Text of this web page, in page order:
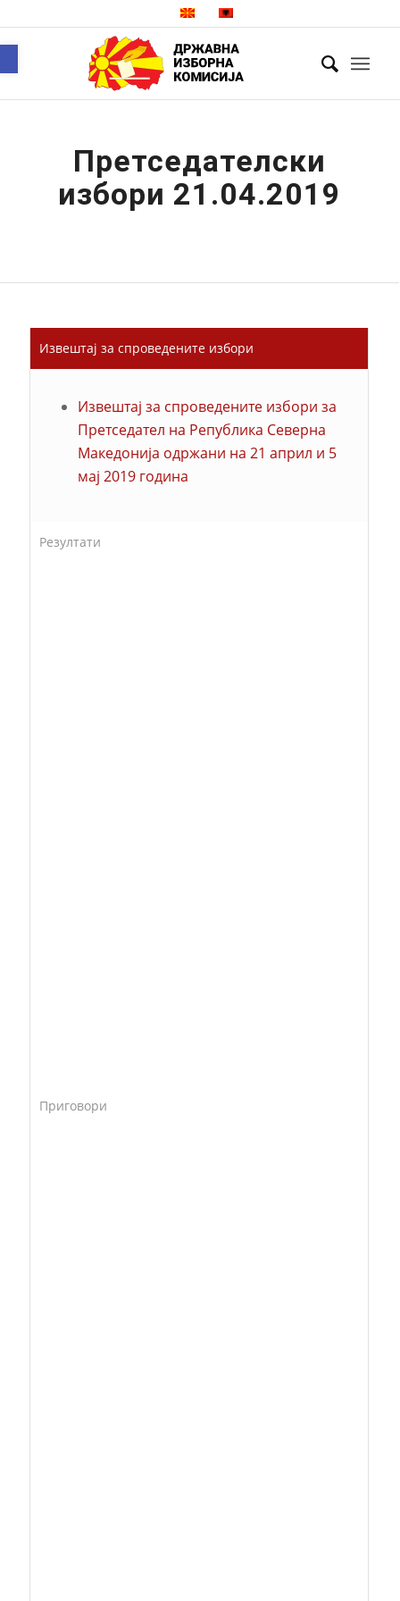
Претседателски
избори 21.04.2019
Извештај за спроведените избори
Извештај за спроведените избори за
Претседател на Република Северна
Македонија одржани на 21 април и 5
мај 2019 година
Резултати
Приговори
Open toolbar